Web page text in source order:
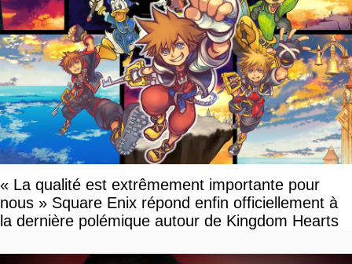
« La qualité est extrêmement importante pour
nous » Square Enix répond enfin officiellement à
la dernière polémique autour de Kingdom Hearts